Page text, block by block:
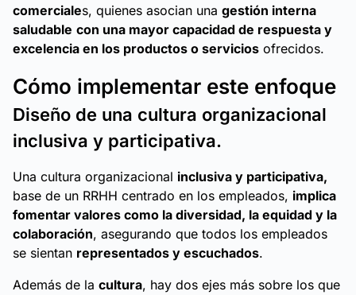
comerciales, quienes asocian una gestión interna
saludable con una mayor capacidad de respuesta y
excelencia en los productos o servicios ofrecidos.
Cómo implementar este enfoque
Diseño de una cultura organizacional
inclusiva y participativa.
Una cultura organizacional inclusiva y participativa,
base de un RRHH centrado en los empleados, implica
fomentar valores como la diversidad, la equidad y la
colaboración, asegurando que todos los empleados
se sientan representados y escuchados.
Además de la cultura, hay dos ejes más sobre los que